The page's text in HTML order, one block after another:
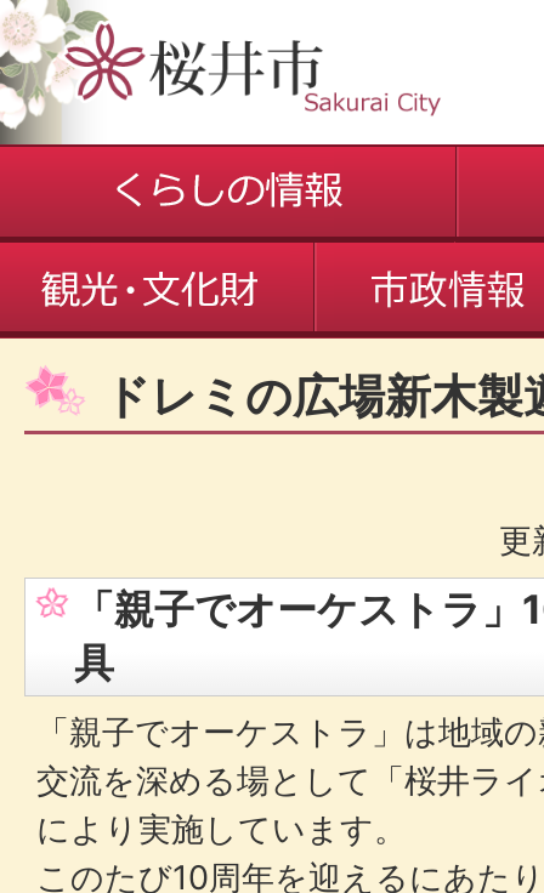
ドレミの広場新木
更
「親子でオーケストラ
具
「親子でオーケストラ」は地域
交流を深める場として「桜井ラ
により実施しています。
このたび10周年を迎えるにあた